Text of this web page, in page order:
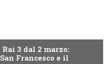
3 dal 2 marzo:
Francesco e il